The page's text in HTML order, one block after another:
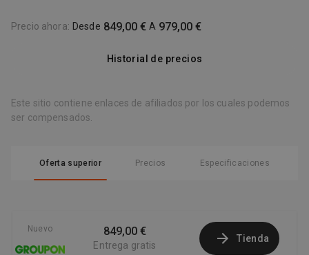
Precio ahora: Desde 849,00 € A 979,00 €
Historial de precios
Este sitio contiene enlaces de afiliados por los cuales podemos
ser compensados.
Oferta superior Precios Especificaciones
Nuevo 849,00 €
Entrega gratis
Tienda